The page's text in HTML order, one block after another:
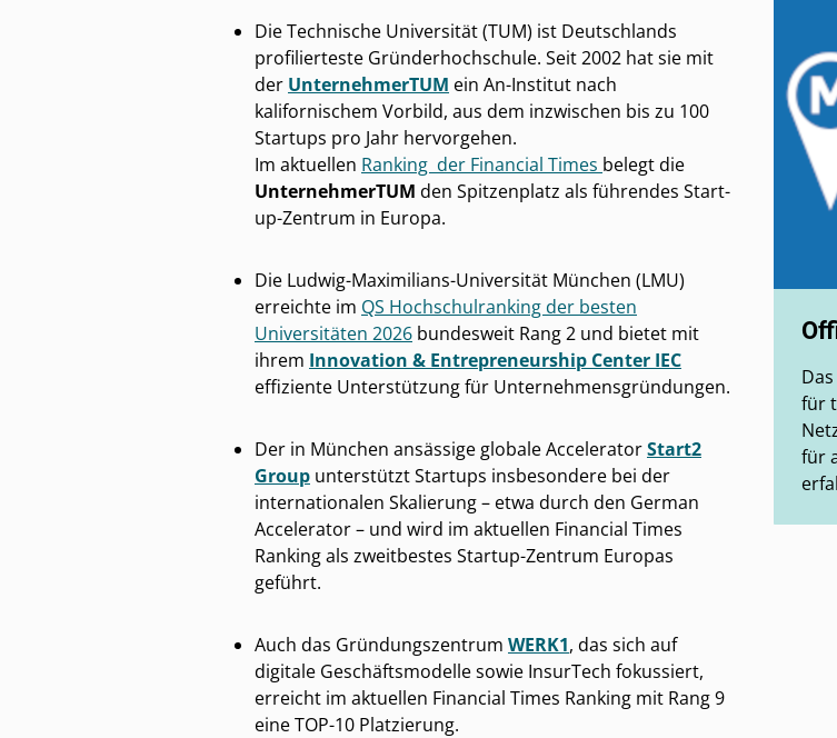
Die Technische Universität (TUM) ist Deutschlands
profilierteste Gründerhochschule. Seit 2002 hat sie mit
der UnternehmerTUM ein An-Institut nach
kalifornischem Vorbild, aus dem inzwischen bis zu 100
Startups pro Jahr hervorgehen.
Im aktuellen Ranking der Financial Times belegt die
UnternehmerTUM den Spitzenplatz als führendes Start-
up-Zentrum in Europa.
Die Ludwig-Maximilians-Universität München (LMU)
erreichte im QS Hochschulranking der besten
Universitäten 2026 bundesweit Rang 2 und bietet mit
ihrem Innovation & Entrepreneurship Center IEC
effiziente Unterstützung für Unternehmensgründungen.
Der in München ansässige globale AcceleratorStart2
Group unterstützt Startups insbesondere bei der
internationalen Skalierung – etwa durch den German
Accelerator – und wird im aktuellen Financial Times
Ranking als zweitbestes Startup-Zentrum Europas
geführt.
Auch das Gründungszentrum WERK1, das sich auf
digitale Geschäftsmodelle sowie InsurTech fokussiert,
erreicht im aktuellen Financial Times Ranking mit Rang 9
eine TOP-10 Platzierung.
für
für